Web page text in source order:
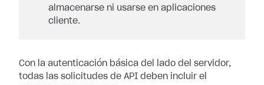
almacenarse ni usarse en aplicaciones
cliente.
Con la autenticación básica del lado del servidor,
todas las solicitudes de API deben incluir el